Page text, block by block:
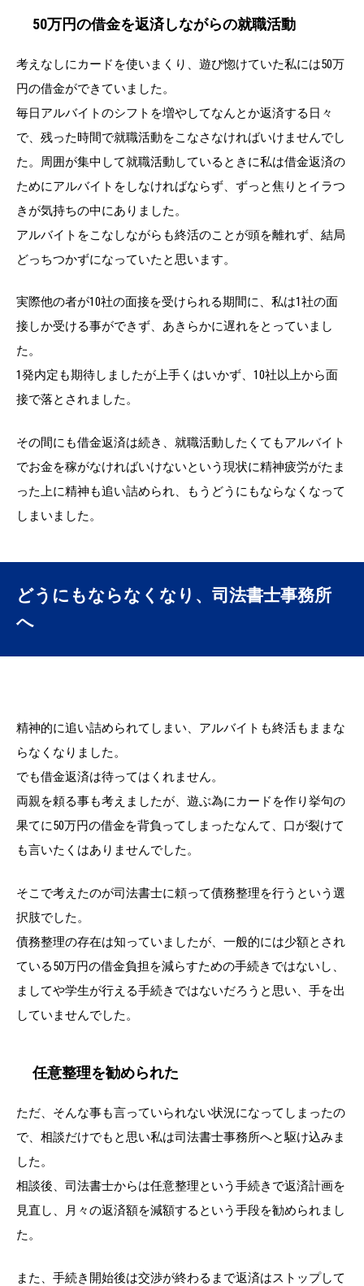
50万円の借金を返済しながらの就職活動
考えなしにカードを使いまくり、遊び惚けていた私には50万
円の借金ができていました。
毎日アルバイトのシフトを増やしてなんとか返済する日々
で、残った時間で就職活動をこなさなければいけませんでし
た。周囲が集中して就職活動しているときに私は借金返済の
ためにアルバイトをしなければならず、ずっと焦りとイラつ
きが気持ちの中にありました。
アルバイトをこなしながらも終活のことが頭を離れず、結局
どっちつかずになっていたと思います。
実際他の者が10社の面接を受けられる期間に、私は1社の面
接しか受ける事ができず、あきらかに遅れをとっていまし
た。
1発内定も期待しましたが上手くはいかず、10社以上から面
接で落とされました。
その間にも借金返済は続き、就職活動したくてもアルバイト
でお金を稼がなければいけないという現状に精神疲労がたま
った上に精神も追い詰められ、もうどうにもならなくなって
しまいました。
どうにもならなくなり、司法書士事務所
へ
精神的に追い詰められてしまい、アルバイトも終活もままな
らなくなりました。
でも借金返済は待ってはくれません。
両親を頼る事も考えましたが、遊ぶ為にカードを作り挙句の
果てに50万円の借金を背負ってしまったなんて、口が裂けて
も言いたくはありませんでした。
そこで考えたのが司法書士に頼って債務整理を行うという選
択肢でした。
債務整理の存在は知っていましたが、一般的には少額とされ
ている50万円の借金負担を減らすための手続きではないし、
ましてや学生が行える手続きではないだろうと思い、手を出
していませんでした。
任意整理を勧められた
ただ、そんな事も言っていられない状況になってしまったの
で、相談だけでもと思い私は司法書士事務所へと駆け込みま
した。
相談後、司法書士からは任意整理という手続きで返済計画を
見直し、月々の返済額を減額するという手段を勧められまし
た。
また、手続き開始後は交渉が終わるまで返済はストップして